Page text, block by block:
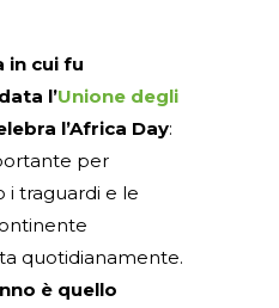
in cui fu
l’Unione degli
l’Africa Day:
per
i traguardi e le
quotidianamente.
è quello